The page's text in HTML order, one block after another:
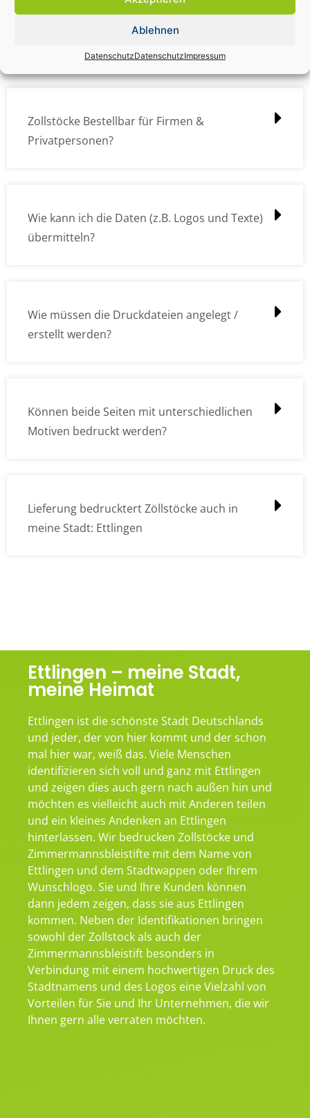
Ablehnen
DatenschutzDatenschutzImpressum
Zollstock Druckdatencheck / Profidatencheck
Zollstöcke Bestellbar für Firmen &
Privatpersonen?
Wie kann ich die Daten (z.B. Logos und Texte)
übermitteln?
Wie müssen die Druckdateien angelegt /
erstellt werden?
Können beide Seiten mit unterschiedlichen
Motiven bedruckt werden?
Lieferung bedrucktert Zöllstöcke auch in
meine Stadt: Ettlingen
Ettlingen – meine Stadt,
meine Heimat
Ettlingen ist die schönste Stadt Deutschlands
und jeder, der von hier kommt und der schon
mal hier war, weiß das. Viele Menschen
identifizieren sich voll und ganz mit Ettlingen
und zeigen dies auch gern nach außen hin und
möchten es vielleicht auch mit Anderen teilen
und ein kleines Andenken an Ettlingen
hinterlassen. Wir bedrucken Zollstöcke und
Zimmermannsbleistifte mit dem Name von
Ettlingen und dem Stadtwappen oder Ihrem
Wunschlogo. Sie und Ihre Kunden können
dann jedem zeigen, dass sie aus Ettlingen
kommen. Neben der Identifikationen bringen
sowohl der Zollstock als auch der
Zimmermannsbleistift besonders in
Verbindung mit einem hochwertigen Druck des
Stadtnamens und des Logos eine Vielzahl von
Vorteilen für Sie und Ihr Unternehmen, die wir
Ihnen gern alle verraten möchten.